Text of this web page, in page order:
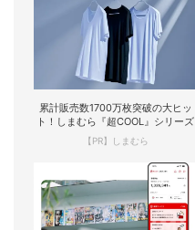
累計販売数1700万枚突破の大ヒッ
ト！しまむら『超COOL』シリーズ
【PR】しまむら